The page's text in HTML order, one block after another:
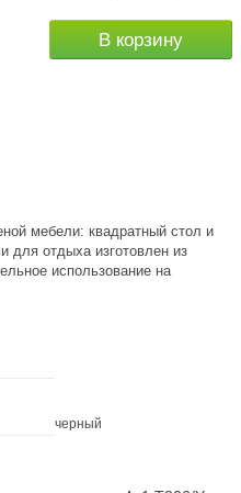
В корзину
мебели: квадратный стол и
для отдыха изготовлен из
использование на
черный